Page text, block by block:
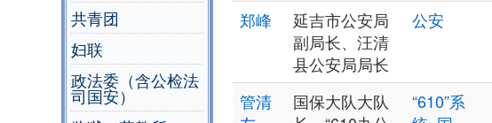
共青团
妇联
政法委（含公检法
司国安）
郑峰
延吉市公安局
副局长、汪清
县公安局局长
公安
管清
国保大队大队
“610”系